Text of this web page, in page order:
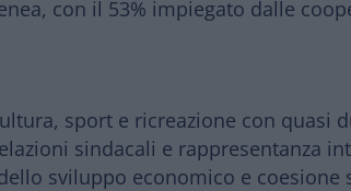
con il 53% impiegato dalle
sport e ricreazione con quasi
sindacali e rappresentanza
sviluppo economico e coesione